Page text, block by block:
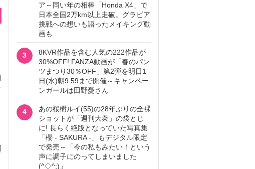
ア～同い年の相棒「Honda X4」で
日本全国2万km以上走破。グラビア
挑戦への想いも語ったメイキング動
画も
3
8KVR作品を含む人気の222作品が
30%OFF! FANZA動画が「春のパン
ツまつり30％OFF」第2弾を明日1
日(水)朝9:59まで開催～キャンペー
ンガールは田野憂さん
4
あの桜樹ルイ(55)の28年ぶりの全裸
ショットが「週刊大衆」の袋とじ
に! 長らく絶版となっていた写真集
「櫻 - SAKURA -」もデジタル限定
で発売～「今の私もみたい！という
声に調子にのってしまいました
(^◇^;)」